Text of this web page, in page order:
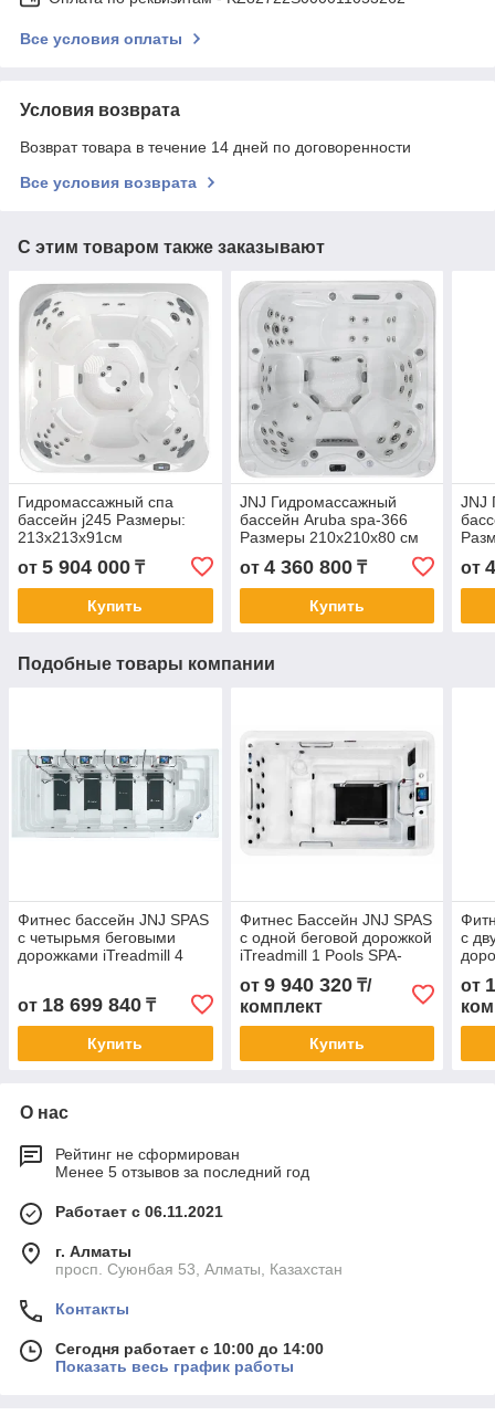
Все условия оплаты
Условия возврата
Возврат товара в течение 14 дней по договоренности
Все условия возврата
С этим товаром также заказывают
Гидромассажный спа
бассейн j245 Размеры:
213x213x91см
от 5 904 000 ₸
Купить
JNJ Гидромассажный
бассейн Aruba spa-366
Размеры 210x210x80 см
от 4 360 800₸
Купить
JNJ
от
Подобные товары компании
Фитнес бассейн JNJ SPAS
с четырьмя беговыми
дорожками iTreadmill 4
5460×2280×1360/1500мм
от 18 699 840 ₸
Купить
Фитнес Бассейн JNJ SPAS
с одной беговой дорожкой
iTreadmill 1 Pools SPA-
3400х2280х1360/1500 мм
от 9 940 320₸/
комплект
Купить
с
от
О нас
Рейтинг не сформирован
Менее 5 отзывов за последний год
Работает с 06.11.2021
г. Алматы
просп. Суюнбая 53, Алматы, Казахстан
Контакты
Сегодня работает с 10:00 до 14:00
Показать весь график работы